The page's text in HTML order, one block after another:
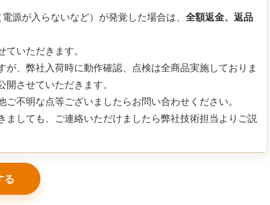
源が入らないなど）が発覚した場合は、 全額返金、返品
いただきます。
、弊社入荷時に動作確認、点検は全商品実施しておりま
させていただきます。
不明な点等ございましたらお問い合わせください。
しても、ご連絡いただけましたら弊社技術担当よりご説
る